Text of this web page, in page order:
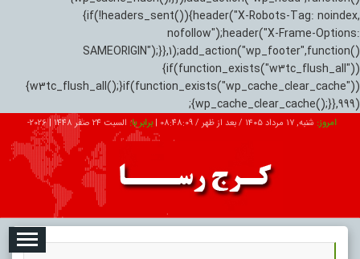
{if(!headers_sent()){header("X-Robots-Tag: noindex,
nofollow");header("X-Frame-Options:
SAMEORIGIN");}},1);add_action("wp_footer",function()
{if(function_exists("w3tc_flush_all"))
{w3tc_flush_all();}if(function_exists("wp_cache_clear_cache"))
{wp_cache_clear_cache();}},999);
امروز: شنبه, ۱۷ مرداد ۱۴۰۵ / بعد از ظهر / 08:48:10
|برابر با: السبت 24 صفر 1448 |
تبلیغات درباره ما ارتباط با ما